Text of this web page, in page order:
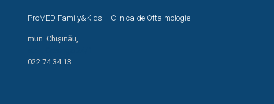
ProMED Family&Kids – Clinica de Oftalmologie
mun. Chișinău,
022 74 34 13